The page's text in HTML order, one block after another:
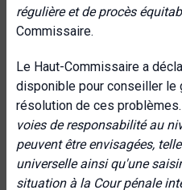
régulière et de procès
Commissaire.
Le Haut-Commissaire a
disponible pour conseiller le
résolution de ces problèmes.
voies de responsabilité au
peuvent être envisagées,
universelle ainsi qu'une
situation à la Cour pénale